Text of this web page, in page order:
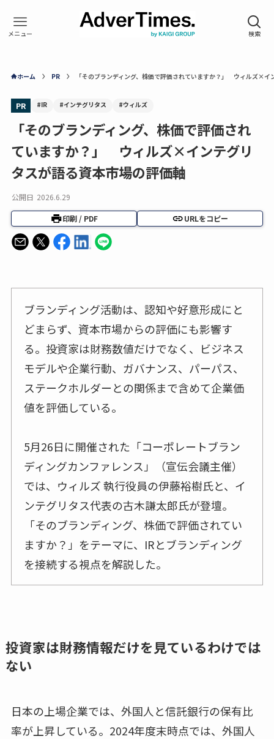
ホーム PR 「そのブランディング、株価で評価されていますか？」 ウィルズ×イ
PR #IR #インテグリタス #ウィルズ
「そのブランディング、株価で評価され
ていますか？」 ウィルズ×インテグリ
タスが語る資本市場の評価軸
公開日 2026.6.29
印刷 / PDF URLをコピー
ブランディング活動は、認知や好意形成にと
どまらず、資本市場からの評価にも影響す
る。投資家は財務数値だけでなく、ビジネス
モデルや企業行動、ガバナンス、パーパス、
ステークホルダーとの関係まで含めて企業価
値を評価している。
5月26日に開催された「コーポレートブラン
ディングカンファレンス」（宣伝会議主催）
では、ウィルズ 執行役員の伊藤裕樹氏と、イ
ンテグリタス代表の古木謙太郎氏が登壇。
「そのブランディング、株価で評価されてい
ますか？」をテーマに、IRとブランディング
を接続する視点を解説した。
投資家は財務情報だけを見ているわけでは
ない
日本の上場企業では、外国人と信託銀行の保有比
率が上昇している。2024年度末時点では、外国人